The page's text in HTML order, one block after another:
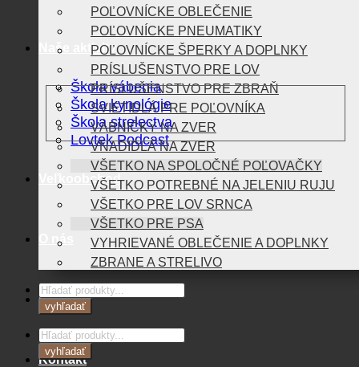
Naše aktivity
Škola vábenia
Škola kynológie
Škola strelectva
Lovtek Podcast
Veľkoobchod
O nás
Blog
Kontakt
POĽOVNÍCKE OBLEČENIE
POĽOVNÍCKE PNEUMATIKY
POĽOVNÍCKE ŠPERKY A DOPLNKY
PRÍSLUŠENSTVO PRE LOV
PRÍSLUŠENSTVO PRE ZBRAŇ
SVIETIDLÁ PRE POĽOVNÍKA
VÁBNIČKY NA ZVER
VNADIDLÁ NA ZVER
VŠETKO NA SPOLOČNÉ POĽOVAČKY
VŠETKO POTREBNÉ NA JELENIU RUJU
VŠETKO PRE LOV SRNCA
VŠETKO PRE PSA
VYHRIEVANÉ OBLEČENIE A DOPLNKY
ZBRANE A STRELIVO
Products
search
vyhľadať
Products
search
vyhľadať